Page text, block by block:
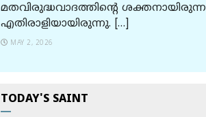
മതവിരുദ്ധവാദത്തിന്റെ ശക്തനായിരുന്ന
എതിരാളിയായിരുന്നു. […]
MAY 2, 2026
TODAY'S SAINT